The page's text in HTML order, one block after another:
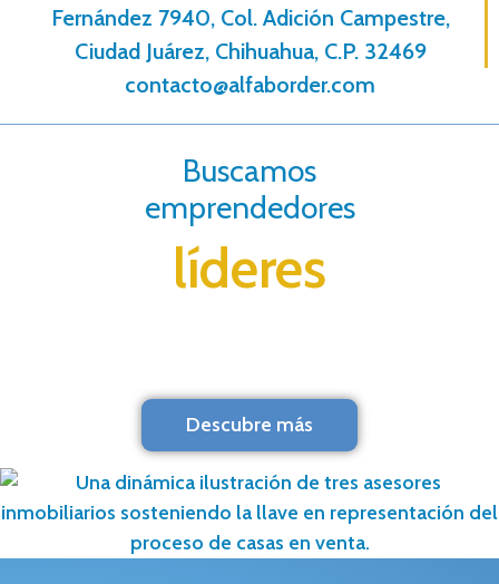
Fernández 7940, Col. Adición Campestre,
Ciudad Juárez, Chihuahua, C.P. 32469
contacto@alfaborder.com
Buscamos
emprendedores
líderes
Descubre más